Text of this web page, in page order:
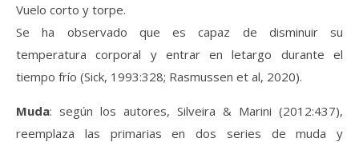
Vuelo corto y torpe.
Se ha observado que es capaz de disminuir su
temperatura corporal y entrar en letargo durante el
tiempo frío (Sick, 1993:328; Rasmussen et al, 2020).
Muda: según los autores, Silveira & Marini (2012:437),
reemplaza las primarias en dos series de muda y